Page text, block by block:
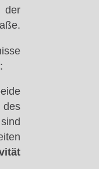
der